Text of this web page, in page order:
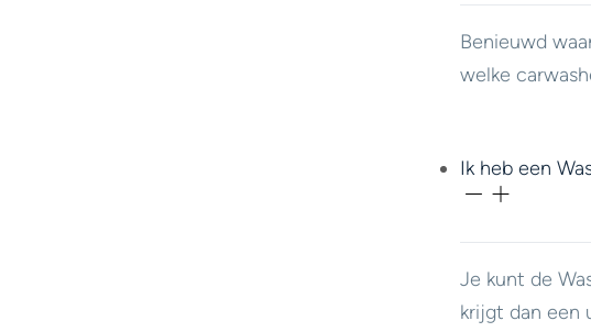
Benieuwd
welke
Ik heb een
Je kunt de
krijgt dan een